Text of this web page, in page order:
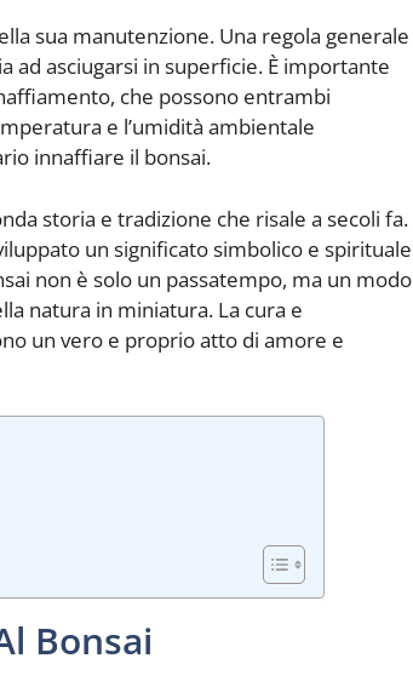
sua manutenzione. Una regola generale
ad asciugarsi in superficie. È importante
che possono entrambi
e l’umidità ambientale
innaffiare il bonsai.
storia e tradizione che risale a secoli fa.
un significato simbolico e spirituale
non è solo un passatempo, ma un modo
natura in miniatura. La cura e
un vero e proprio atto di amore e
Bonsai